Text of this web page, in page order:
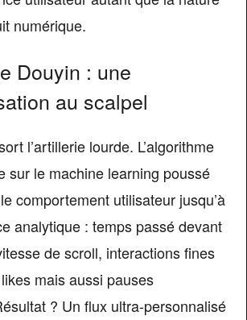
numérique.
Douyin : une
au scalpel
l’artillerie lourde. L’algorithme
sur le machine learning poussé
comportement utilisateur jusqu’à
analytique : temps passé devant
de scroll, interactions fines
mais aussi pauses
? Un flux ultra-personnalisé